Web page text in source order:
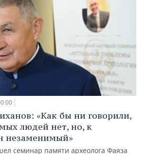
«Как бы ни говорили,
людей нет, но, к
незаменимый»
семинар памяти археолога Фаяза